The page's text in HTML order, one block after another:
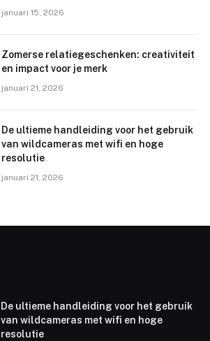
januari 15, 2026
Zomerse relatiegeschenken: creativiteit
en impact voor je merk
januari 21, 2026
De ultieme handleiding voor het gebruik
van wildcameras met wifi en hoge
resolutie
januari 21, 2026
De ultieme handleiding voor het gebruik
van wildcameras met wifi en hoge
resolutie